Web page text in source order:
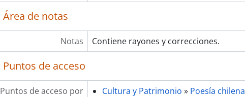
Área de notas
Notas Contiene rayones y correcciones.
Puntos de acceso
Puntos de acceso por
Cultura y Patrimonio » Poesía chilena